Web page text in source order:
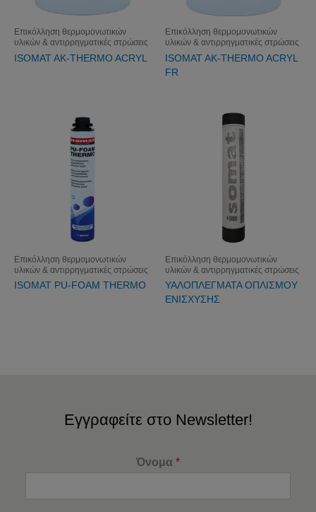
Επικόλληση θερμομονωτικών
υλικών & αντιρρηγματικές στρώσεις
ISOMAT AK-THERMO ACRYL
Επικόλληση θερμομονωτικών
υλικών & αντιρρηγματικές στρώσεις
ISOMAT AK-THERMO ACRYL
FR
Επικόλληση θερμομονωτικών
υλικών & αντιρρηγματικές στρώσεις
ISOMAT PU-FOAM THERMO
Επικόλληση θερμομονωτικών
υλικών & αντιρρηγματικές στρώσεις
ΥΑΛΟΠΛΕΓΜΑΤΑ ΟΠΛΙΣΜΟΥ
ΕΝΙΣΧΥΣΗΣ
Εγγραφείτε στο Newsletter!
Όνομα *